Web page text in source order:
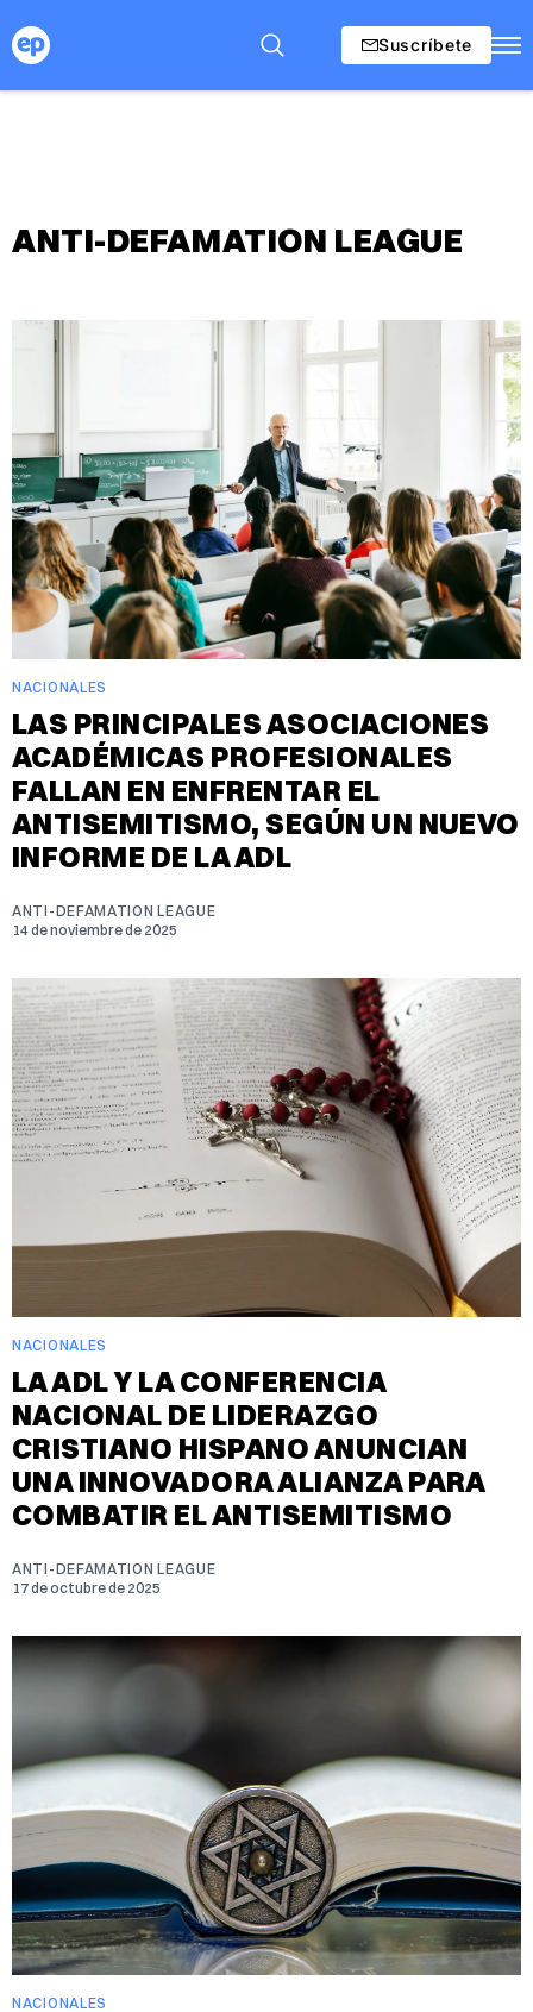
Suscríbete
ANTI-DEFAMATION LEAGUE
NACIONALES
LAS PRINCIPALES ASOCIACIONES
ACADÉMICAS PROFESIONALES
FALLAN EN ENFRENTAR EL
ANTISEMITISMO, SEGÚN UN NUEVO
INFORME DE LA ADL
ANTI-DEFAMATION LEAGUE
14 de noviembre de 2025
NACIONALES
LA ADL Y LA CONFERENCIA
NACIONAL DE LIDERAZGO
CRISTIANO HISPANO ANUNCIAN
UNA INNOVADORA ALIANZA PARA
COMBATIR EL ANTISEMITISMO
ANTI-DEFAMATION LEAGUE
17 de octubre de 2025
NACIONALES